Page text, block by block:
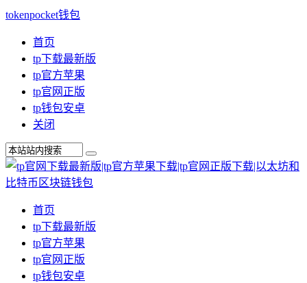
tokenpocket钱包
首页
tp下载最新版
tp官方苹果
tp官网正版
tp钱包安卓
关闭
首页
tp下载最新版
tp官方苹果
tp官网正版
tp钱包安卓